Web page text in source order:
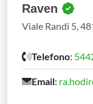
Raven
Viale Randi 5,
Telefono:
Email: